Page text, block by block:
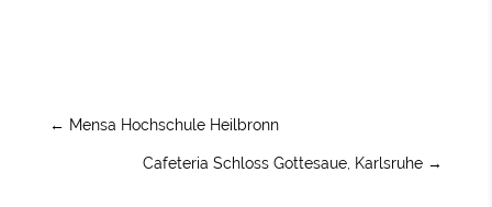
← Mensa Hochschule Heilbronn
Cafeteria Schloss Gottesaue, Karlsruhe →